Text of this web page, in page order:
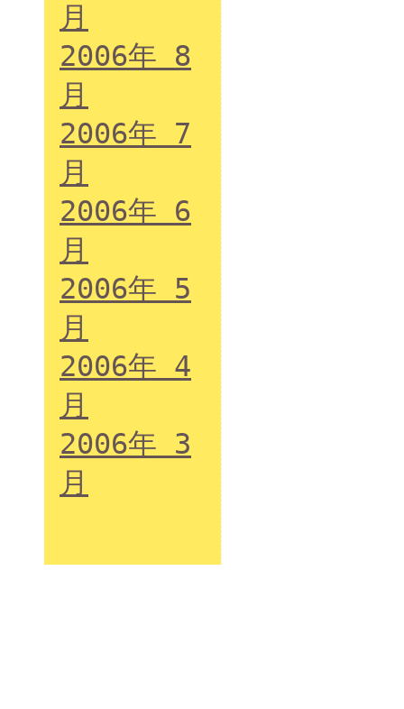
月
2006年 8
月
2006年 7
月
2006年 6
月
2006年 5
月
2006年 4
月
2006年 3
月